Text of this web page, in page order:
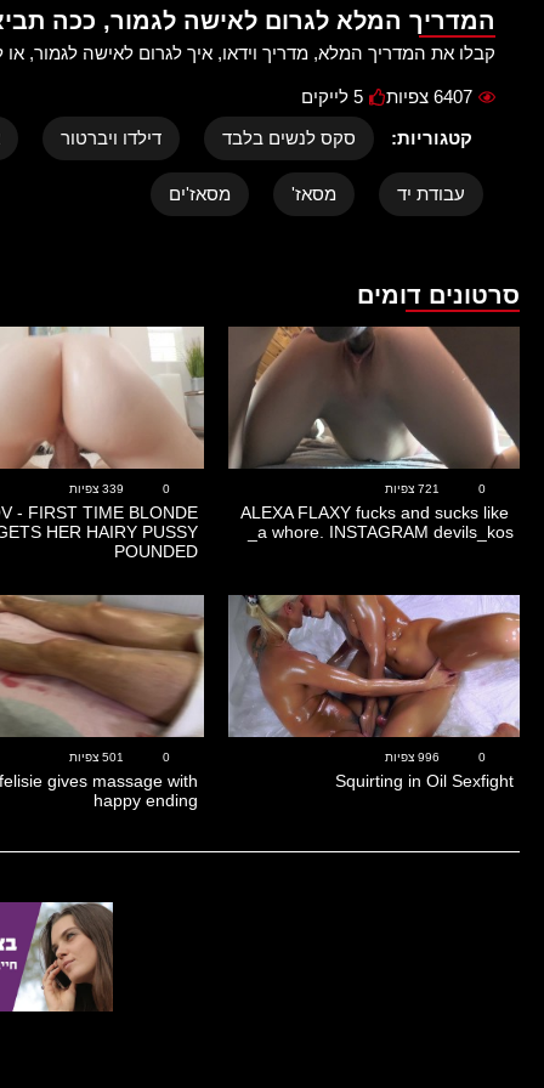
המדריך המלא לגרום לאישה לגמור, ככה
קבלו את המדריך המלא, מדריך וידאו, איך לגרום לאישה לגמור, או
6407 צפיות
5 לייקים
קטגוריות:
סקס לנשים בלבד דילדו ויברטור
עבודת יד מסאז' מסאז'ים
סרטונים דומים
21:22
0 721 צפיות
ALEXA FLAXY fucks and sucks like
a whore. INSTAGRAM devils_kos_
0 339 צפיות
- FIRST TIME BLONDE
HER HAIRY PUSSY
POUNDED
36:49
0 996 צפיות
Squirting in Oil Sexfight
10:45
0 501 צפיות
gives massage with
happy ending